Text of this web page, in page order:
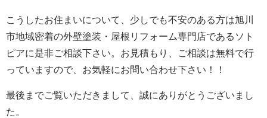
こうしたお住まいについて、少しでも不安のある方は旭川
市地域密着の外壁塗装・屋根リフォーム専門店であるソト
ピアに是非ご相談下さい。お見積もり、ご相談は無料で行
っていますので、お気軽にお問い合わせ下さい！！
最後までご覧いただきまして、誠にありがとうございまし
た。